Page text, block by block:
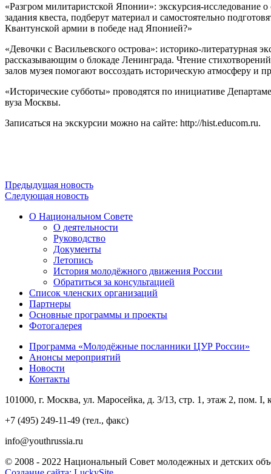
«Разгром милитаристской Японии»: экскурсия-
задания квеста, подберут материал и самостоятельно
Квантунской армии в победе над Японией?»
«Девочки с Васильевского острова»: историко-литературная
рассказывающим о блокаде Ленинграда. Чтение
залов музея помогают воссоздать историческую атмосферу
«Исторические субботы» проводятся по инициативе
вуза Москвы.
Записаться на экскурсии можно на сайте: http://hist.educom.ru.
Предыдущая новость
Следующая новость
О Национальном Совете
О деятельности
Руководство
Документы
Летопись
История молодёжного движения России
Обратиться за консультацией
Список членских организаций
Партнеры
Основные программы и проекты
Фотогалерея
Программа «Молодёжные посланники ЦУР России»
Анонсы мероприятий
Новости
Контакты
101000, г. Москва, ул. Маросейка, д. 3/13, стр. 1, этаж 2, пом. I,
+7 (495) 249-11-49 (тел., факс)
info@youthrussia.ru
© 2008 - 2022 Национальный Совет молодежных и детских